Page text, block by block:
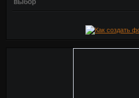
выбор